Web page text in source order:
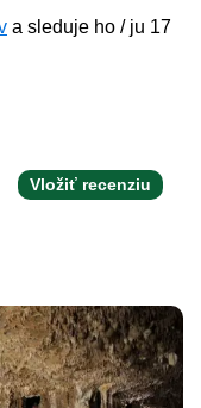
a sleduje ho / ju 17
Vložiť recenziu